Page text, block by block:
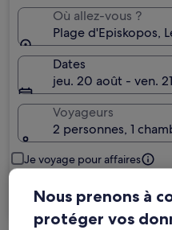
Où allez-vous ?
Plage d'Episkopos,
Dates
jeu. 20 août - ven.
Voyageurs
2 personnes, 1
Je voyage pour affaires
Nous prenons à
protéger vos